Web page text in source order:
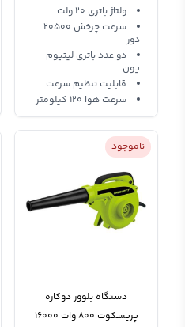
ولتاژ باتری 20 ولت
سرعت چرخش 20500
دور
دو عدد باتری لیتیوم
یون
قابلیت تنظیم سرعت
سرعت هوا 120 کیلومتر
ناموجود
دستگاه بلوور دوکاره
پریسکوت 800 وات 16000